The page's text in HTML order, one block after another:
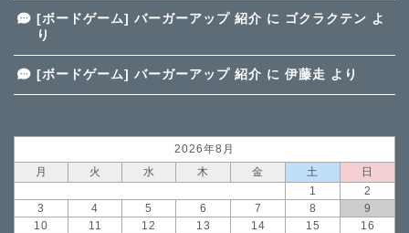
[ボードゲーム] バーガーアップ 紹介 に ゴクラクテン よ
り
[ボードゲーム] バーガーアップ 紹介 に 伊藤走 より
2026年8月
月
火 水 木 金 土
日
1
2
3
4 5 6 7 8
9
10
11 12 13 14 15
16